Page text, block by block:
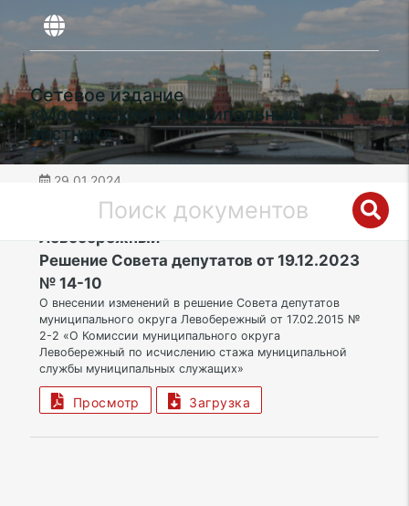
Сетевое издание
«Московский муниципальный
вестник»
29.01.2024
САО | Муниципальный округ
Левобережный
Решение Совета депутатов от 19.12.2023
№ 14-10
О внесении изменений в решение Совета депутатов
муниципального округа Левобережный от 17.02.2015 №
2-2 «О Комиссии муниципального округа
Левобережный по исчислению стажа муниципальной
службы муниципальных служащих»
Просмотр Загрузка